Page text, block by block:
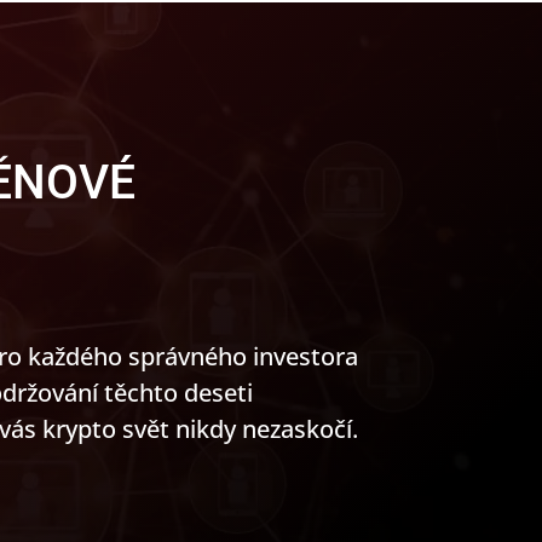
každého správného investora
těchto deseti
krypto svět nikdy nezaskočí.